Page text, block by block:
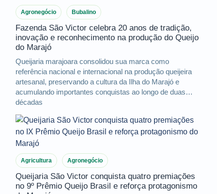
Agronegócio Bubalino
Fazenda São Victor celebra 20 anos de tradição,
inovação e reconhecimento na produção do Queijo
do Marajó
Queijaria marajoara consolidou sua marca como
referência nacional e internacional na produção queijeira
artesanal, preservando a cultura da Ilha do Marajó e
acumulando importantes conquistas ao longo de duas
décadas
Agricultura Agronegócio
Queijaria São Victor conquista quatro premiações
no 9º Prêmio Queijo Brasil e reforça protagonismo